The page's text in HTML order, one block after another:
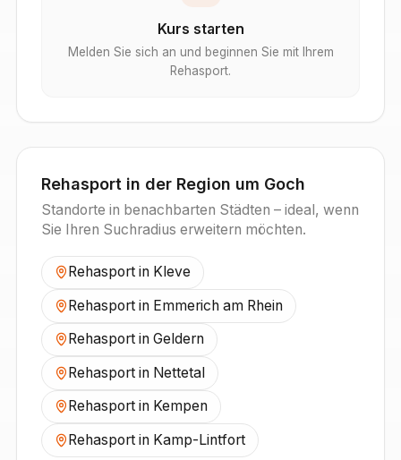
Kurs starten
Melden Sie sich an und beginnen Sie mit Ihrem
Rehasport.
Rehasport in der Region um Goch
Standorte in benachbarten Städten – ideal, wenn
Sie Ihren Suchradius erweitern möchten.
Rehasport in Kleve
Rehasport in Emmerich am Rhein
Rehasport inGeldern
Rehasport in Nettetal
Rehasport in Kempen
Rehasport in Kamp-Lintfort